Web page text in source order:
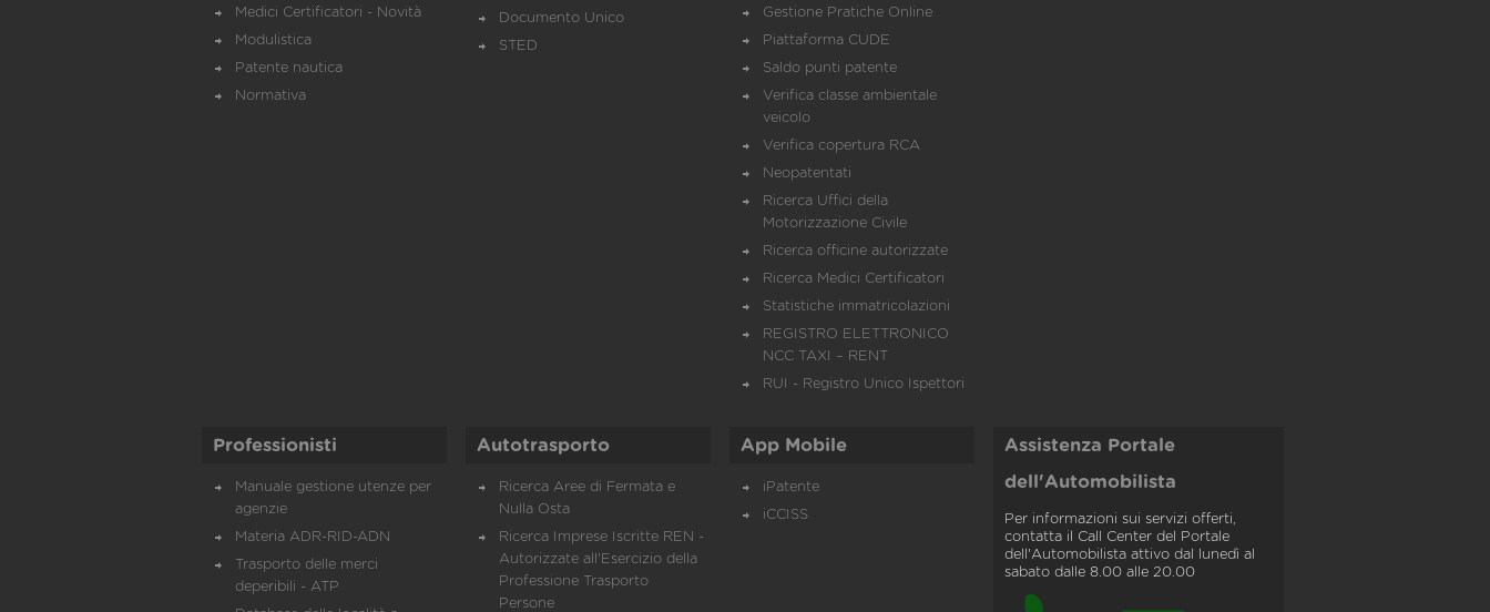
Medici Certificatori - Novità
Modulistica
Patente nautica
Normativa
Documento Unico
STED
Gestione Pratiche Online
Piattaforma CUDE
Saldo punti patente
Verifica classe ambientale
veicolo
Verifica copertura RCA
Neopatentati
Ricerca Uffici della
Motorizzazione Civile
Ricerca officine autorizzate
Ricerca Medici Certificatori
Statistiche immatricolazioni
REGISTRO ELETTRONICO
NCC TAXI – RENT
RUI - Registro Unico Ispettori
Professionisti
Manuale gestione utenze per
agenzie
Materia ADR-RID-ADN
Trasporto delle merci
deperibili - ATP
Autotrasporto
Ricerca Aree di Fermata e
Nulla Osta
Ricerca Imprese Iscritte REN -
Autorizzate all'Esercizio della
Professione Trasporto
Persone
App Mobile
iPatente
iCCISS
Assistenza Portale
dell'Automobilista
Per informazioni sui servizi offerti,
contatta il Call Center del Portale
dell'Automobilista attivo dal lunedì al
sabato dalle 8.00 alle 20.00